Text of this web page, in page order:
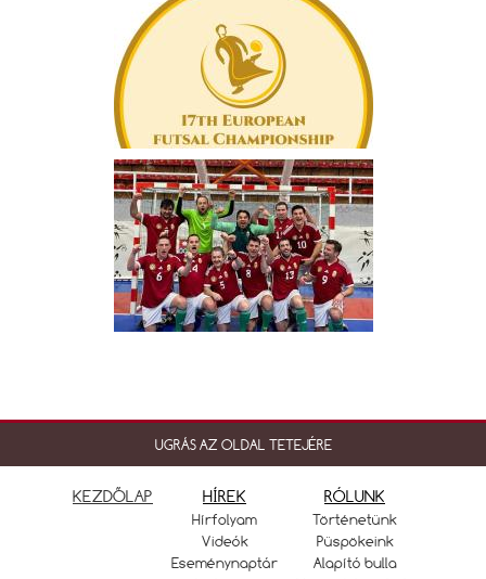
UGRÁS AZ OLDAL TETEJÉRE
KEZDŐLAP HÍREK
Hírfolyam
Videók
Eseménynaptár
RÓLUNK
Történetünk
Püspökeink
Alapító bulla